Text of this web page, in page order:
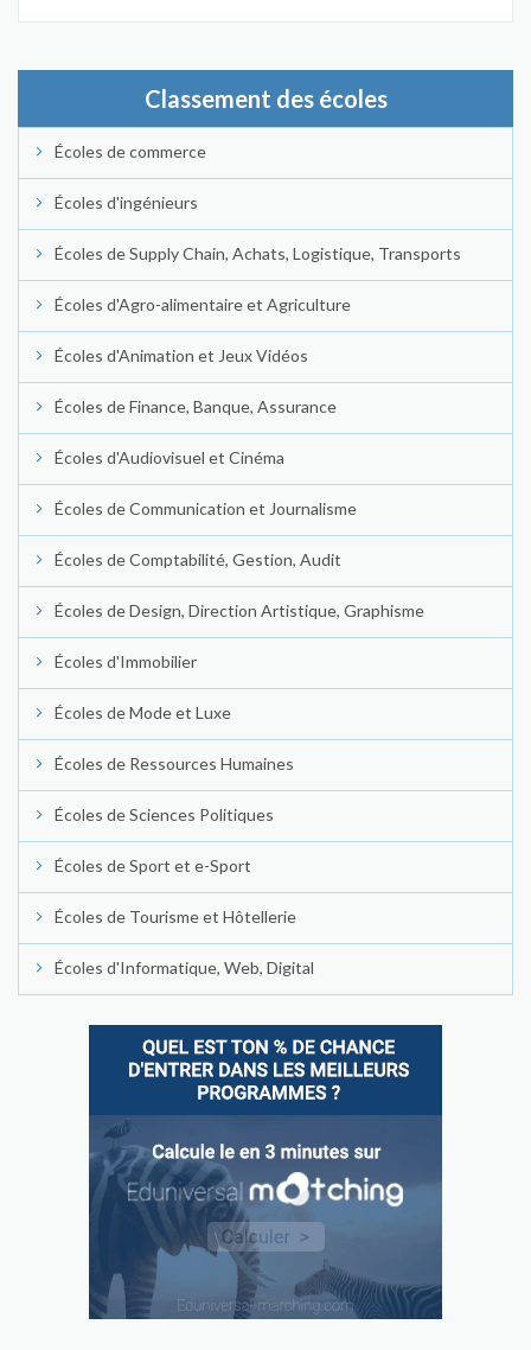
Classement des écoles
Écoles de commerce
Écoles d'ingénieurs
Écoles de Supply Chain, Achats, Logistique, Transports
Écoles d'Agro-alimentaire et Agriculture
Écoles d'Animation et Jeux Vidéos
Écoles de Finance, Banque, Assurance
Écoles d'Audiovisuel et Cinéma
Écoles de Communication et Journalisme
Écoles de Comptabilité, Gestion, Audit
Écoles de Design, Direction Artistique, Graphisme
Écoles d'Immobilier
Écoles de Mode et Luxe
Écoles de Ressources Humaines
Écoles de Sciences Politiques
Écoles de Sport et e-Sport
Écoles de Tourisme et Hôtellerie
Écoles d'Informatique, Web, Digital